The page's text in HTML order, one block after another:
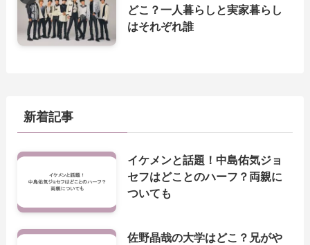
どこ？一人暮らしと実家暮らし
はそれぞれ誰
新着記事
イケメンと話題！中島佑気ジョ
セフはどことのハーフ？両親に
ついても
佐野晶哉の大学はどこ？兄がや